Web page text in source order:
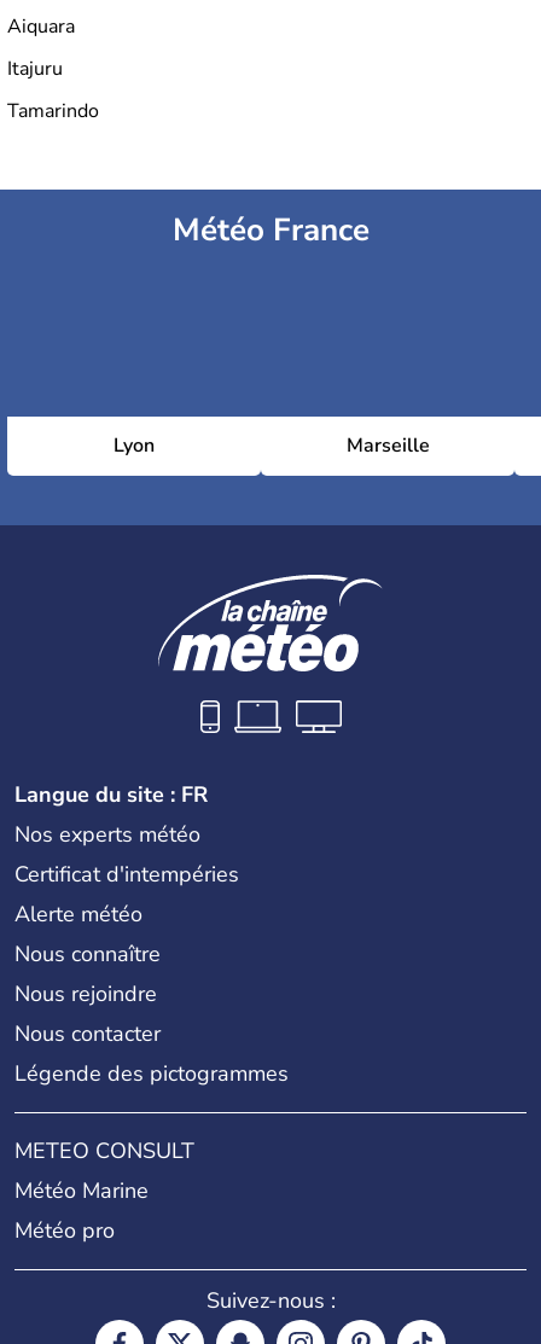
Aiquara
Itajuru
Tamarindo
Météo France
Lyon Marseille
Langue du site : FR
Nos experts météo
Certificat d'intempéries
Alerte météo
Nous connaître
Nous rejoindre
Nous contacter
Légende des pictogrammes
METEO CONSULT
Météo Marine
Météo pro
Suivez-nous :